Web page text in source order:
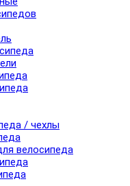
/ чехлы
велосипеда